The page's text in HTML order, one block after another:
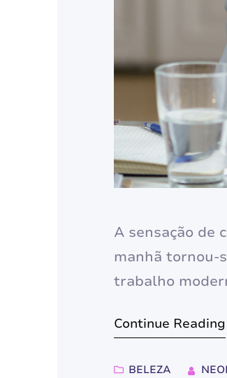
A sensação de
manhã tornou-
trabalho
barreira
Continue Reading
BELEZA